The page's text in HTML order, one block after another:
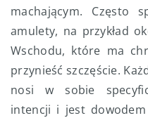
machającym. Często
amulety, na przykład
Wschodu, które ma
przynieść szczęście.
nosi w sobie
intencji i jest